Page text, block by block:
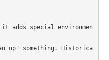
adds special environmen
up" something. Historica